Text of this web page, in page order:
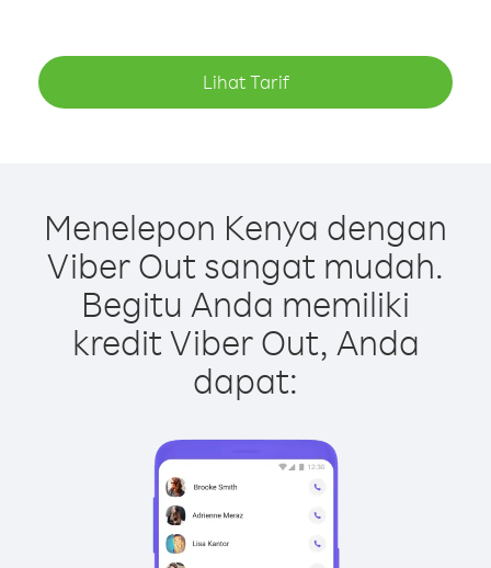
Lihat Tarif
Menelepon Kenya dengan
Viber Out sangat mudah.
Begitu Anda memiliki
kredit Viber Out, Anda
dapat: